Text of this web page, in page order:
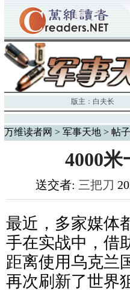
版主： 白夫长
万维读者网 > 军事天地 > 帖子
4000
送交者: 三把刀
最近，多家媒体
手在实战中，借
距离使用乌克兰
再次刷新了世界